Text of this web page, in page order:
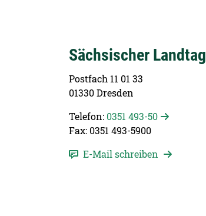
Sächsischer Landtag
Postfach 11 01 33
01330 Dresden
Telefon: 0351 493-50
Fax: 0351 493-5900
E-Mail schreiben